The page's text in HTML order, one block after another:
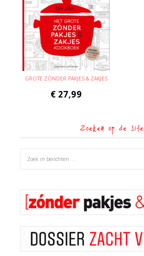
GROTE ZÓNDER PAKJES & ZAKJES
€ 27,99
Zoeken op de site